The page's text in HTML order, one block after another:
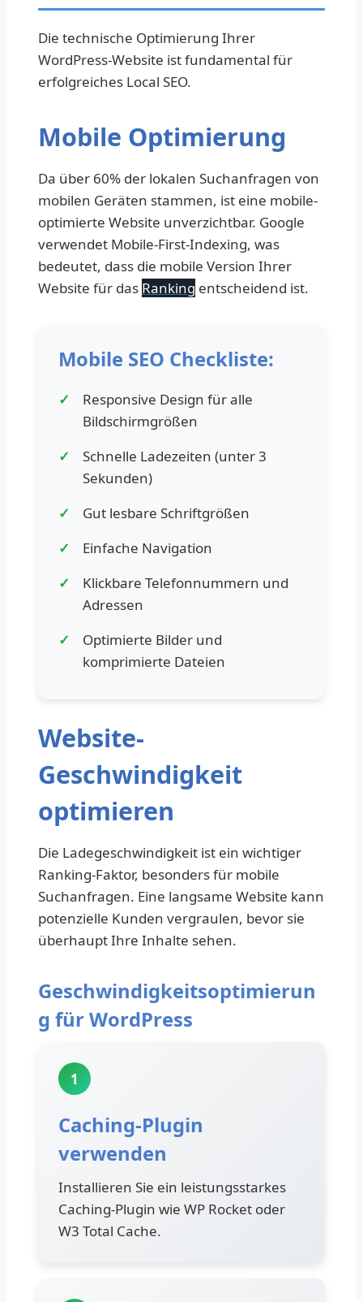
Die technische Optimierung Ihrer
WordPress-Website ist fundamental für
erfolgreiches Local SEO.
Mobile Optimierung
Da über 60% der lokalen Suchanfragen von
mobilen Geräten stammen, ist eine mobile-
optimierte Website unverzichtbar. Google
verwendet Mobile-First-Indexing, was
bedeutet, dass die mobile Version Ihrer
Website für das Ranking entscheidend ist.
Mobile SEO Checkliste:
Responsive Design für alle
Bildschirmgrößen
Schnelle Ladezeiten (unter 3
Sekunden)
Gut lesbare Schriftgrößen
Einfache Navigation
Klickbare Telefonnummern und
Adressen
Optimierte Bilder und
komprimierte Dateien
Website-
Geschwindigkeit
optimieren
Die Ladegeschwindigkeit ist ein wichtiger
Ranking-Faktor, besonders für mobile
Suchanfragen. Eine langsame Website kann
potenzielle Kunden vergraulen, bevor sie
überhaupt Ihre Inhalte sehen.
Geschwindigkeitsoptimierun
g für WordPress
1
Caching-Plugin
verwenden
Installieren Sie ein leistungsstarkes
Caching-Plugin wie WP Rocket oder
W3 Total Cache.